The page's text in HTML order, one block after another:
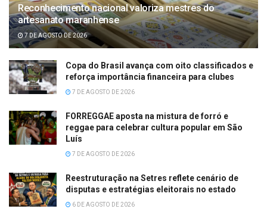
Reconhecimento nacional valoriza mestres do
artesanato maranhense
7 DE AGOSTO DE 2026
Copa do Brasil avança com oito classificados e
reforça importância financeira para clubes
7 DE AGOSTO DE 2026
FORREGGAE aposta na mistura de forró e
reggae para celebrar cultura popular em São
Luís
7 DE AGOSTO DE 2026
Reestruturação na Setres reflete cenário de
disputas e estratégias eleitorais no estado
6 DE AGOSTO DE 2026